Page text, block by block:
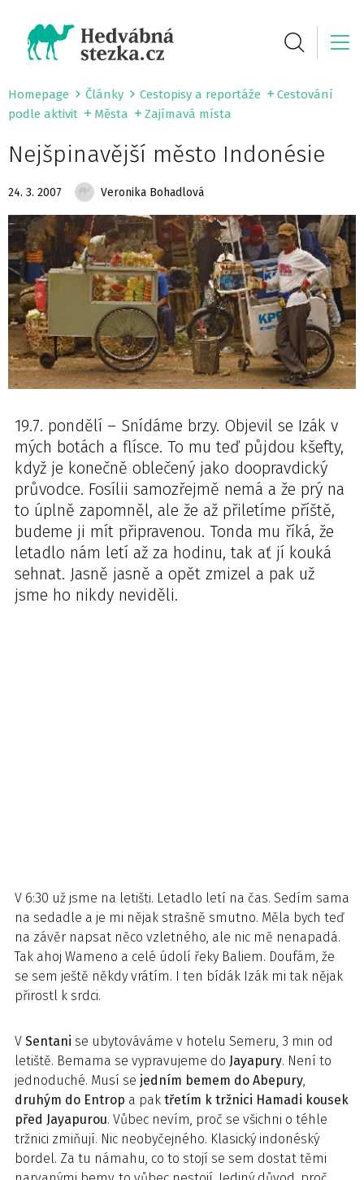
Homepage Články Cestopisy a reportáže
Cestování
podle aktivit
Města Zajímavá místa
Nejšpinavější město Indonésie
24. 3. 2007 Veronika Bohadlová
19.7. pondělí – Snídáme brzy. Objevil se Izák v
mých botách a flísce. To mu teď půjdou kšefty,
když je konečně oblečený jako doopravdický
průvodce. Fosílii samozřejmě nemá a že prý na
to úplně zapomněl, ale že až přiletíme příště,
budeme ji mít připravenou. Tonda mu říká, že
letadlo nám letí až za hodinu, tak ať jí kouká
sehnat. Jasně jasně a opět zmizel a pak už
jsme ho nikdy neviděli.
V 6:30 už jsme na letišti. Letadlo letí na čas. Sedím sama
na sedadle a je mi nějak strašně smutno. Měla bych teď
na závěr napsat něco vzletného, ale nic mě nenapadá.
Tak ahoj Wameno a celé údolí řeky Baliem. Doufám, že
se sem ještě někdy vrátím. I ten bídák Izák mi tak nějak
přirostl k srdci.
V Sentani se ubytováváme v hotelu Semeru, 3 min od
letiště. Bemama se vypravujeme do Jayapury. Není to
jednoduché. Musí se jedním bemem do Abepury,
druhým do Entrop a pak třetím k tržnici Hamadi kousek
před Jayapurou. Vůbec nevím, proč se všichni o téhle
tržnici zmiňují. Nic neobyčejného. Klasický indonéský
bordel. Za tu námahu, co to stojí se sem dostat těmi